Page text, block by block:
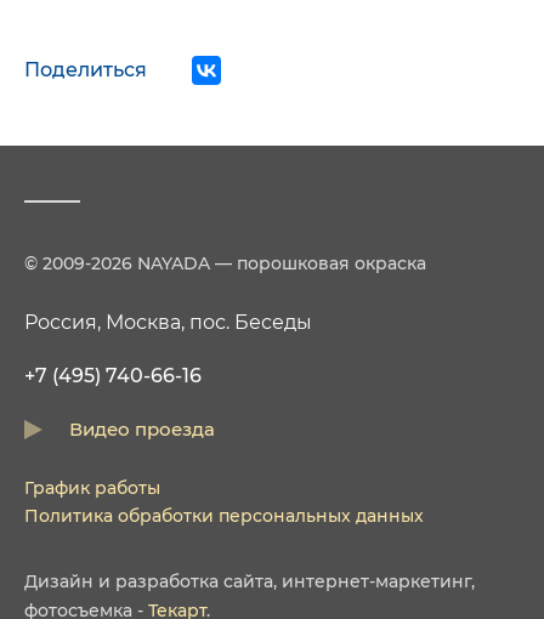
Поделиться
© 2009-2026 NAYADA — порошковая окраска
Россия, Москва, пос. Беседы
+7 (495) 740-66-16
Видео проезда
График работы
Политика обработки персональных данных
Дизайн и разработка сайта, интернет-маркетинг,
фотосъемка - Текарт.